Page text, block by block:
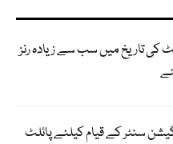
کی تاریخ میں سب سے زیادہ رنز
سنٹر کے قیام کیلئے پائلٹ